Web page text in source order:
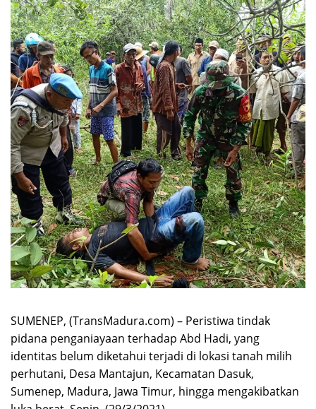
SUMENEP, (TransMadura.com) – Peristiwa tindak
pidana penganiayaan terhadap Abd Hadi, yang
identitas belum diketahui terjadi di lokasi tanah milih
perhutani, Desa Mantajun, Kecamatan Dasuk,
Sumenep, Madura, Jawa Timur, hingga mengakibatkan